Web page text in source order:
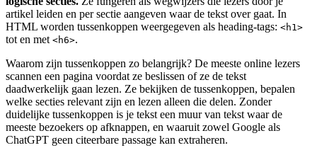
artikel leiden en per sectie aangeven waar de tekst over gaat. In
HTML worden tussenkoppen weergegeven als heading-tags: <h1>
tot en met <h6>.
Waarom zijn tussenkoppen zo belangrijk? De meeste online lezers
scannen een pagina voordat ze beslissen of ze de tekst
daadwerkelijk gaan lezen. Ze bekijken de tussenkoppen, bepalen
welke secties relevant zijn en lezen alleen die delen. Zonder
duidelijke tussenkoppen is je tekst een muur van tekst waar de
meeste bezoekers op afknappen, en waaruit zowel Google als
ChatGPT geen citeerbare passage kan extraheren.